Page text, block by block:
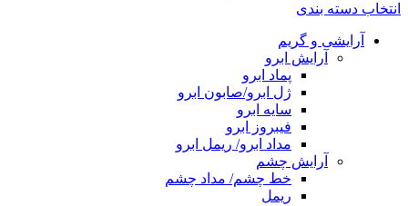
انتخاب دسته بندی
آرایشی و گریم
آرایش ابرو
پماد ابرو
ژل ابرو/صابون ابرو
سایه ابرو
فیبروز ابرو
مداد ابرو/ ریمل ابرو
آرایش چشم
خط چشم/ مداد چشم
ریمل